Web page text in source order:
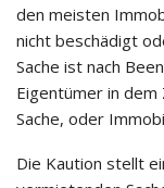
den meisten
nicht beschädigt
Sache ist nach
Eigentümer in dem
Sache, oder
Die Kaution stellt